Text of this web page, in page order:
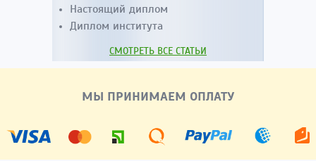
Настоящий диплом
Диплом института
СМОТРЕТЬ ВСЕ СТАТЬИ
МЫ ПРИНИМАЕМ ОПЛАТУ